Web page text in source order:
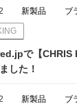
新製品 ブ
で【CHRIS
した！
新製品 ブ